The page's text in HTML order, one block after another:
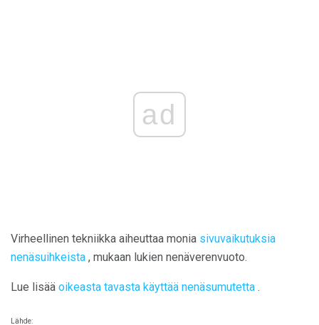
ad
Virheellinen tekniikka aiheuttaa monia sivuvaikutuksia
nenäsuihkeista , mukaan lukien nenäverenvuoto.
Lue lisää oikeasta tavasta käyttää nenäsumutetta .
Lähde: